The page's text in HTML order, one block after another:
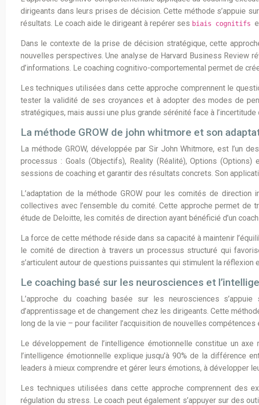
dirigeants dans leurs prises de décision. Cette méthode s’appuie
résultats. Le coach aide le dirigeant à repérer ses biais cognitifs
Dans le contexte de la prise de décision stratégique, cette
nouvelles perspectives. Une analyse de Harvard Business Review
d’informations. Le coaching cognitivo-comportemental permet de
Les techniques utilisées dans cette approche comprennent le
tester la validité de ses croyances et à adopter des modes de
stratégiques, mais aussi une plus grande sérénité face à
La méthode GROW de john whitmore et son
La méthode GROW, développée par Sir John Whitmore, est l’un
processus : Goals (Objectifs), Reality (Réalité), Options
sessions de coaching et garantir des résultats concrets. Son
L’adaptation de la méthode GROW pour les comités de
collectives avec l’ensemble du comité. Cette approche permet
étude de Deloitte, les comités de direction ayant bénéficié d’un
La force de cette méthode réside dans sa capacité à maintenir
le comité de direction à travers un processus structuré qui
s’articulent autour de questions puissantes qui stimulent la
Le coaching basé sur les neurosciences et
L’approche du coaching basée sur les neurosciences
d’apprentissage et de changement chez les dirigeants. Cette
long de la vie – pour faciliter l’acquisition de nouvelles
Le développement de l’intelligence émotionnelle constitue un
l’intelligence émotionnelle explique jusqu’à 90% de la différence
leaders à mieux comprendre et gérer leurs émotions, à développer
Les techniques utilisées dans cette approche comprennent des
régulation du stress. Le coach peut également s’appuyer sur des